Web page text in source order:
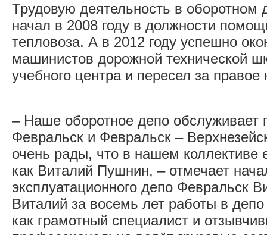
Трудовую деятельность в оборотном
начал в 2008 году в должности
тепловоза. А в 2012 году успешно
машинистов дорожной технической
учебного центра и пересел за
– Наше оборотное депо обслуживает
Февральск и Февральск –
очень рады, что в нашем коллективе
как Виталий Пушнин, – отмечает
эксплуатационного депо Февральск
Виталий за восемь лет работы в
как грамотный специалист и